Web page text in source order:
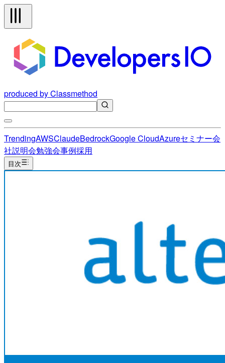
produced by Classmethod
TrendingAWSClaudeBedrockGoogle CloudAzureセミナー会
社説明会勉強会事例採用
目次